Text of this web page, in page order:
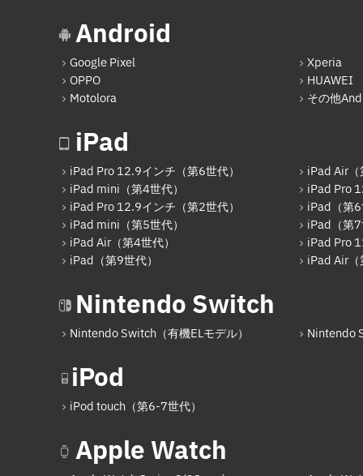
Android
Google Pixel
Xperia
OPPO
HUAWEI
Motolora
その他
iPad
iPad Pro 12.9インチ（第6世代）
iPad Air
iPad mini（第4世代）
iPad Pro
iPad Pro 12.9インチ（第2世代）
iPad（第
iPad mini（第5世代）
iPad（第
iPad Air（第4世代）
iPad Pro
iPad（第9世代）
iPad Air
Nintendo Switch
Nintendo Switch（有機ELモデル） Nintendo
iPod
iPod touch（第6-7世代）
Apple Watch